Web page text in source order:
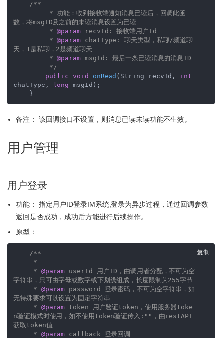
/**
数，将msgID及之前的未读消息设置为已读
         *
@param recvId: 接收端用户Id
         *
@param chatType: 聊天类型，私聊/频道聊
天，1是私聊，2是频道聊天
         *
@param msgId: 最后一条已读消息的消息ID
         */
public void onRead (String recvId, int
chatType,
long msgId) ;
    }
备注： 该回调接口不设置，则消息已读未读功能不生效。
用户管理
用户登录
功能： 指定用户ID登录IM系统,登录为异步过程，通过回调参数
返回是否成功，成功后方能进行后续操作。
原型：
复制
/**
     *
@param userId 用户ID，由调用者分配，不可为空
字符串，只可由字母或数字或下划线组成，长度限制为255字节
     *
@param password 登录密码，不可为空字符串，如
无特殊要求可以设置为固定字符串
     *
@param token 用户验证token，使用服务器toke
n验证模式时使用，如不使用token验证传入:""，由restAPI
获取token值
     *
@param callback 登录回调